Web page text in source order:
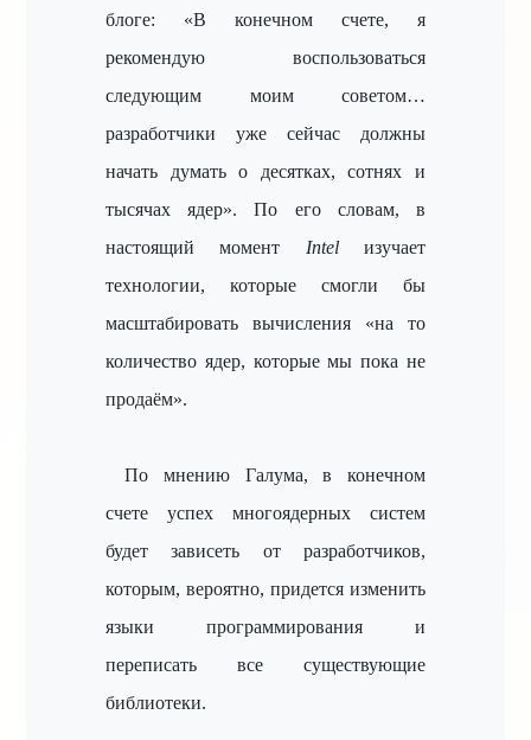
блоге: «В конечном счете, я
рекомендую воспользоваться
следующим моим советом…
разработчики уже сейчас должны
начать думать о десятках, сотнях и
тысячах ядер». По его словам, в
настоящий момент Intelизучает
технологии, которые смогли бы
масштабировать вычисления «на то
количество ядер, которые мы пока не
продаём».
По мнению Галума, в конечном
счете успех многоядерных систем
будет зависеть от разработчиков,
которым, вероятно, придется изменить
языки программирования и
переписать все существующие
библиотеки.